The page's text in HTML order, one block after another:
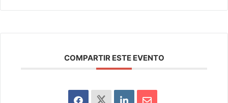
COMPARTIR ESTE EVENTO